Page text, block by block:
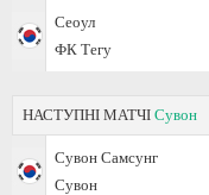
Сеоул
ФК Тегу
НАСТУПНІ МАТЧІ Сувон
Сувон Самсунг
Сувон